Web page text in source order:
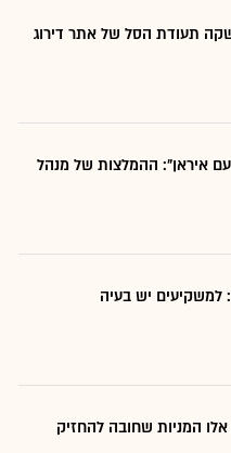
תעודת הסל של אתר דירוג
איראן": ההמלצות של מנהל
למשקיעים יש בעיה
המניות שחובה להחזיק